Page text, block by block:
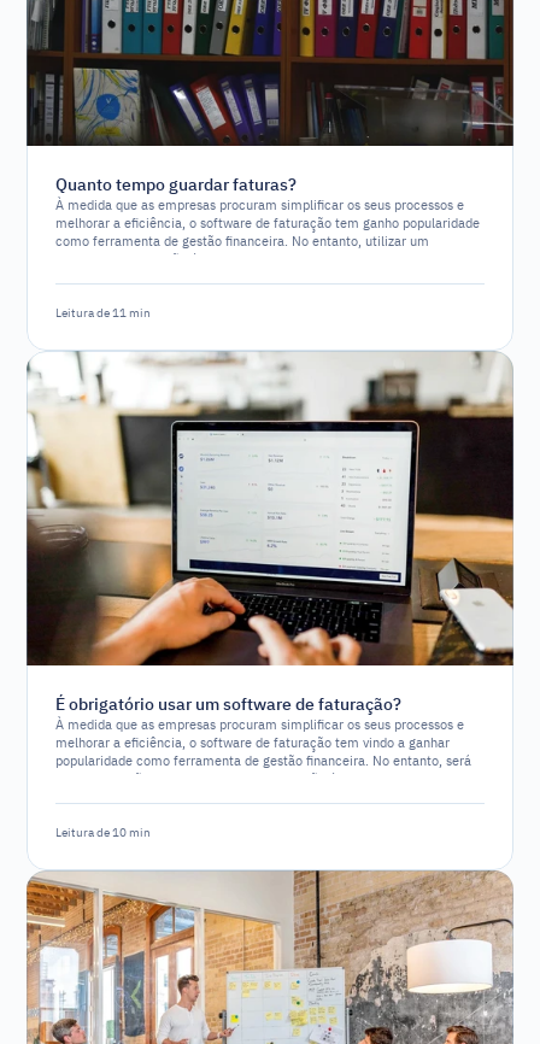
Quanto tempo guardar faturas?
À medida que as empresas procuram simplificar os seus processos e
melhorar a eficiência, o software de faturação tem ganho popularidade
como ferramenta de gestão financeira. No entanto, utilizar um
software de faturação é um requisito legal ou simplesmente uma
Leitura de 11 min
É obrigatório usar um software de faturação?
À medida que as empresas procuram simplificar os seus processos e
melhorar a eficiência, o software de faturação tem vindo a ganhar
popularidade como ferramenta de gestão financeira. No entanto, será
que a utilização de um software de faturação é um requisito legal ou
Leitura de 10 min